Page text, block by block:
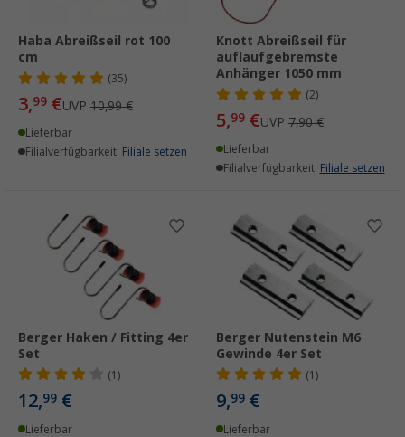
Haba Abreißseil rot 100
cm
(35)
3,99 €UVP 10,99 €
Lieferbar
Filialverfügbarkeit: Filiale setzen
Knott Abreißseil für
auflaufgebremste
Anhänger 1050 mm
(2)
5,99 €UVP 7,90 €
Lieferbar
Filialverfügbarkeit: Filiale setzen
Berger Haken / Fitting 4er
Set
(1)
12,99 €
Lieferbar
Berger Nutenstein M6
Gewinde 4er Set
(1)
9,99 €
Lieferbar